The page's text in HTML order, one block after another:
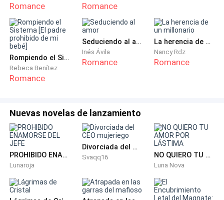
Romance Romance
Rompiendo el Sistema [El padre prohibido de mi bebé]
Rebeca Benítez
Romance
Seduciendo al amor
Inés Ávila
Romance
La herencia de un millonario
Nancy Rdz
Romance
Nuevas novelas de lanzamiento
PROHIBIDO ENAMORSE DEL JEFE
Lunaroja
Divorciada del CEO mujeriego
Svaqq16 NO QUIERO TU AMOR POR LÁSTIMA
Luna Nova